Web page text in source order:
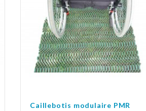
Caillebotis modulaire PMR